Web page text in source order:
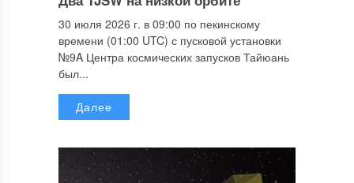
30 июля 2026 г. в 09:00 по пекинскому
времени (01:00 UTC) с пусковой установки
№9A Центра космических запусков Тайюань
был...
Далее